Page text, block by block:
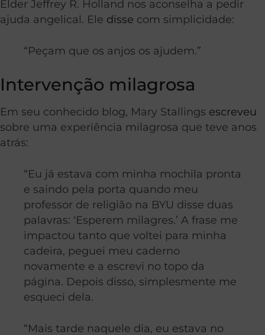
Élder Jeffrey R. Holland nos aconselha a pedir
ajuda angelical. Ele disse com simplicidade:
“Peçam que os anjos os ajudem.”
Intervenção milagrosa
Em seu conhecido blog, Mary Stallings escreveu
sobre uma experiência milagrosa que teve anos
atrás:
“Eu já estava com minha mochila pronta
e saindo pela porta quando meu
professor de religião na BYU disse duas
palavras: ‘Esperem milagres.’ A frase me
impactou tanto que voltei para minha
cadeira, peguei meu caderno
novamente e a escrevi no topo da
página. Depois disso, simplesmente me
esqueci dela.
“Mais tarde naquele dia, eu estava no